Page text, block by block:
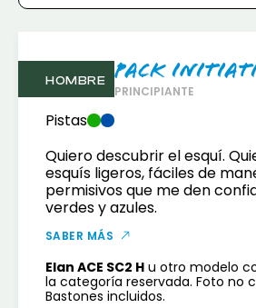
3
10 11 12 13 14
17 18 19 20 21
24 25
31
HOMBRE Pack
PRINCIPIANTE
Pistas
Quiero descubrir el esquí.
esquís ligeros, fáciles de
permisivos que me den
verdes y azules.
SABER MÁS
Elan ACE SC2 H u otro modelo
la categoría reservada. Foto no
Bastones incluidos.